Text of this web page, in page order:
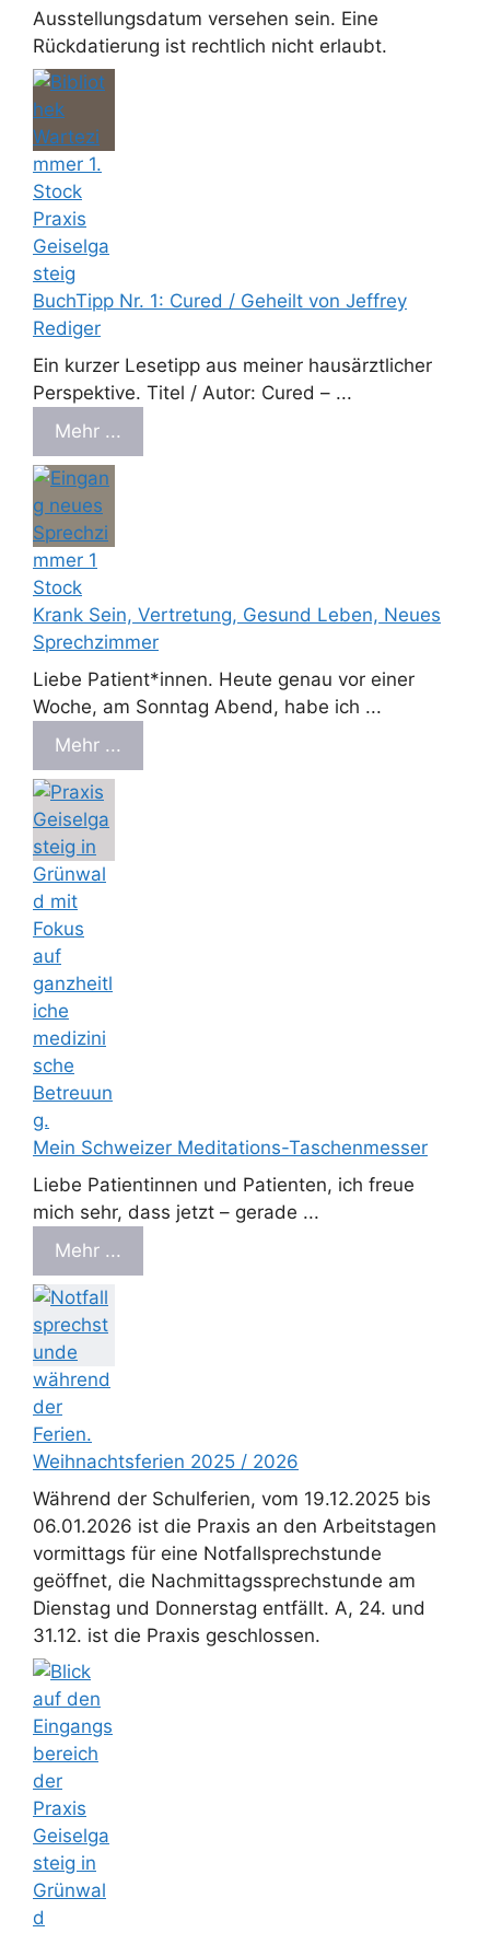
Ausstellungsdatum versehen sein. Eine
Rückdatierung ist rechtlich nicht erlaubt.
BuchTipp Nr. 1: Cured / Geheilt von Jeffrey
Rediger
Ein kurzer Lesetipp aus meiner hausärztlicher
Perspektive. Titel / Autor: Cured – ...
Mehr ...
Krank Sein, Vertretung, Gesund Leben, Neues
Sprechzimmer
Liebe Patient*innen. Heute genau vor einer
Woche, am Sonntag Abend, habe ich ...
Mehr ...
Mein Schweizer Meditations-Taschenmesser
Liebe Patientinnen und Patienten, ich freue
mich sehr, dass jetzt – gerade ...
Mehr ...
Weihnachtsferien 2025 / 2026
Während der Schulferien, vom 19.12.2025 bis
06.01.2026 ist die Praxis an den Arbeitstagen
vormittags für eine Notfallsprechstunde
geöffnet, die Nachmittagssprechstunde am
Dienstag und Donnerstag entfällt. A, 24. und
31.12. ist die Praxis geschlossen.